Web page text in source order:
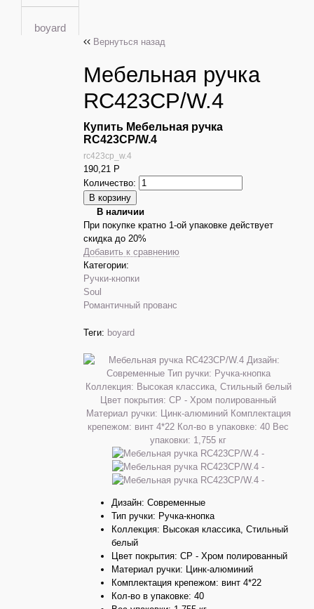
boyard
Вернуться назад
Мебельная ручка
RC423CP/W.4
Купить Мебельная ручка
RC423CP/W.4
rc423cp_w.4
190,21 Р
Количество:
В наличии
При покупке кратно 1-ой упаковке действует
скидка до 20%
Добавить к сравнению
Категории:
Ручки-кнопки
Soul
Романтичный прованс
Теги: boyard
Дизайн: Современные
Тип ручки: Ручка-кнопка
Коллекция: Высокая классика, Стильный
белый
Цвет покрытия: CP - Хром полированный
Материал ручки: Цинк-алюминий
Комплектация крепежом: винт 4*22
Кол-во в упаковке: 40